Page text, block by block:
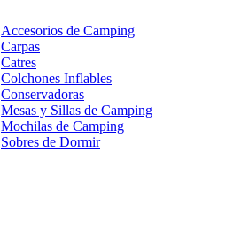
Accesorios de Camping
Carpas
Catres
Colchones Inflables
Conservadoras
Mesas y Sillas de Camping
Mochilas de Camping
Sobres de Dormir